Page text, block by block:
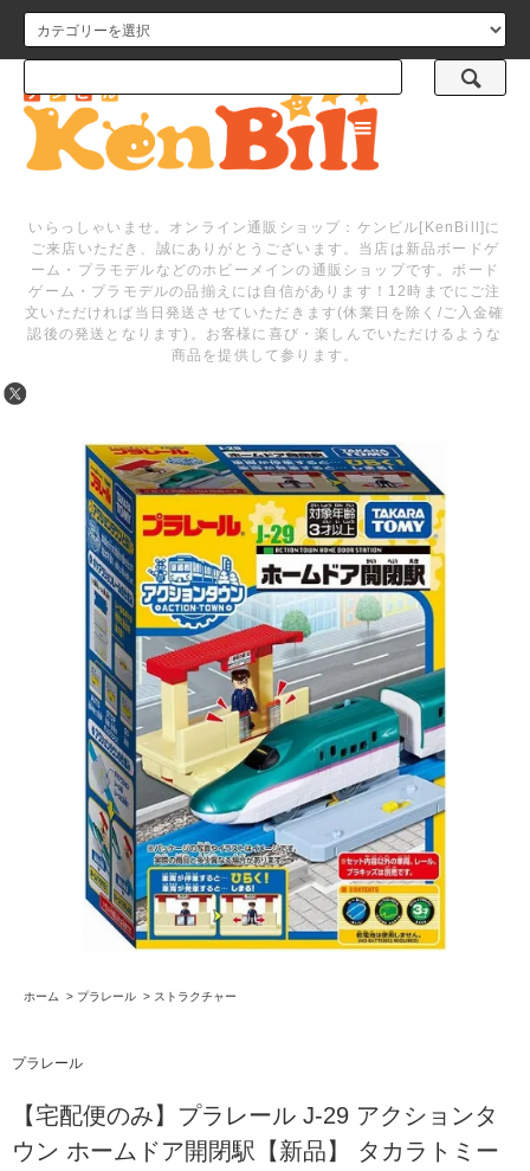
メニュー
いらっしゃいませ。オンライン通販ショップ：ケンビル[KenBill]に
ご来店いただき、誠にありがとうございます。当店は新品ボードゲ
ーム・プラモデルなどのホビーメインの通販ショップです。ボード
ゲーム・プラモデルの品揃えには自信があります！12時までにご注
文いただければ当日発送させていただきます(休業日を除く/ご入金確
認後の発送となります)。お客様に喜び・楽しんでいただけるような
商品を提供して参ります。
ホーム > プラレール > ストラクチャー
プラレール
【宅配便のみ】プラレール J-29 アクションタ
ウン ホームドア開閉駅【新品】 タカラトミー